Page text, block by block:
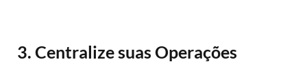
3. Centralize suas Operações